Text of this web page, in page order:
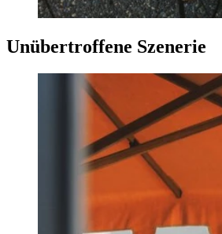
Unübertroffene Szenerie